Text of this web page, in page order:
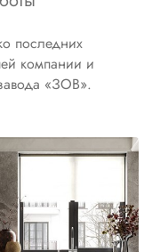
последних
компании и
«ЗОВ».